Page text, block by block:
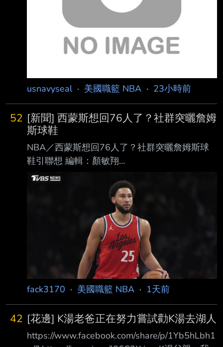
usnavyseal· 美國職籃 NBA · 23小時前
52 [新聞] 西蒙斯想回76人了？社群突曬詹姆
斯球鞋
NBA／西蒙斯想回76人了？社群突曬詹姆斯球
鞋引聯想 編輯：顏敏翔
https://i.imgur.com/qZccWgn.jpeg 西蒙斯自
2024年5月過後就不曾在NBA出賽。（圖／達志
影像美聯社） NBA前球星西蒙斯（Ben
Simmons）受到傷病與心理因素影響，年僅30
歲就已經淡出NBA舞台 ，上一次在NBA出賽已
經要追溯到2024年5月了，先前西蒙斯受訪時曾
透露正準備重返NBA， 近日他在社群上傳一則
限時動態，引發眾人對他下一站的猜測。 西蒙
斯突曬詹姆斯球鞋 被解讀「示好老東家」 西
蒙斯日前在
fack3170 · 美國職籃 NBA · 1天前
42 [花邊] K湯老爸正在努力嘗試勸K湯去湖人
https://www.facebook.com/share/p/1Yb5hLbh1